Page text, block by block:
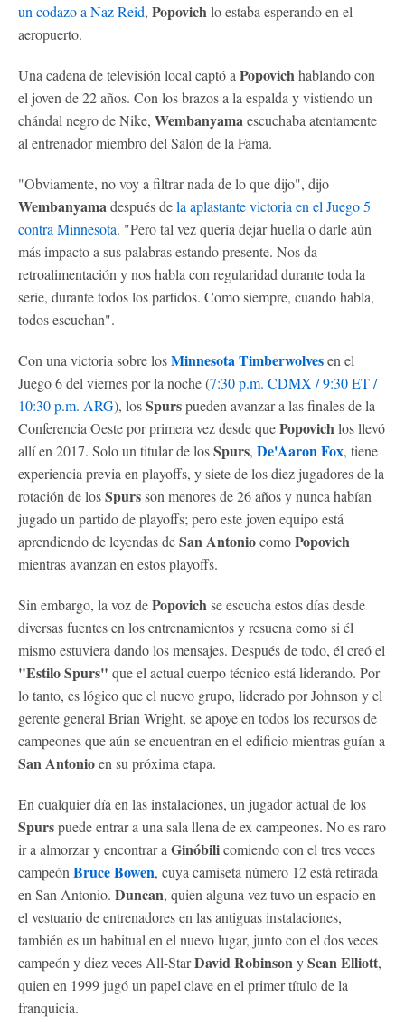
un codazo a Naz Reid, Popovichlo estaba esperando en el
aeropuerto.
Una cadena de televisión local captó a Popovichhablando con
el joven de 22 años. Con los brazos a la espalda y vistiendo un
chándal negro de Nike, Wembanyamaescuchaba atentamente
al entrenador miembro del Salón de la Fama.
"Obviamente, no voy a filtrar nada de lo que dijo", dijo
Wembanyamadespués dela aplastante victoria en el Juego 5
contra Minnesota. "Pero tal vez quería dejar huella o darle aún
más impacto a sus palabras estando presente. Nos da
retroalimentación y nos habla con regularidad durante toda la
serie, durante todos los partidos. Como siempre, cuando habla,
todos escuchan".
Con una victoria sobre losMinnesota Timberwolvesen el
Juego 6 del viernes por la noche (7:30 p.m. CDMX / 9:30 ET /
10:30 p.m. ARG), losSpurspueden avanzar a las finales de la
Conferencia Oeste por primera vez desde quePopovichlos llevó
allí en 2017. Solo un titular de losSpurs, De'Aaron Fox, tiene
experiencia previa en playoffs, y siete de los diez jugadores de la
rotación de losSpursson menores de 26 años y nunca habían
jugado un partido de playoffs; pero este joven equipo está
aprendiendo de leyendas deSan AntoniocomoPopovich
mientras avanzan en estos playoffs.
Sin embargo, la voz dePopovichse escucha estos días desde
diversas fuentes en los entrenamientos y resuena como si él
mismo estuviera dando los mensajes. Después de todo, él creó el
"Estilo Spurs" que el actual cuerpo técnico está liderando. Por
lo tanto, es lógico que el nuevo grupo, liderado por Johnson y el
gerente general Brian Wright, se apoye en todos los recursos de
campeones que aún se encuentran en el edificio mientras guían a
San Antonioen su próxima etapa.
En cualquier día en las instalaciones, un jugador actual de los
Spurspuede entrar a una sala llena de ex campeones. No es raro
ir a almorzar y encontrar a Ginóbilicomiendo con el tres veces
campeón Bruce Bowen, cuya camiseta número 12 está retirada
en San Antonio. Duncan, quien alguna vez tuvo un espacio en
el vestuario de entrenadores en las antiguas instalaciones,
también es un habitual en el nuevo lugar, junto con el dos veces
campeón y diez veces All-StarDavid RobinsonySean Elliott,
quien en 1999 jugó un papel clave en el primer título de la
franquicia.